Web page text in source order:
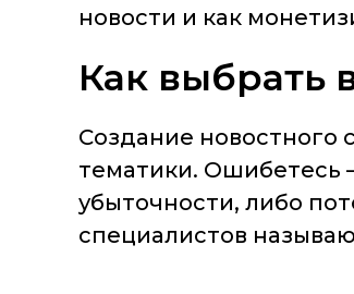
новости и как
Как выбрать
Создание новостного
тематики. Ошибетесь
убыточности, либо
специалистов